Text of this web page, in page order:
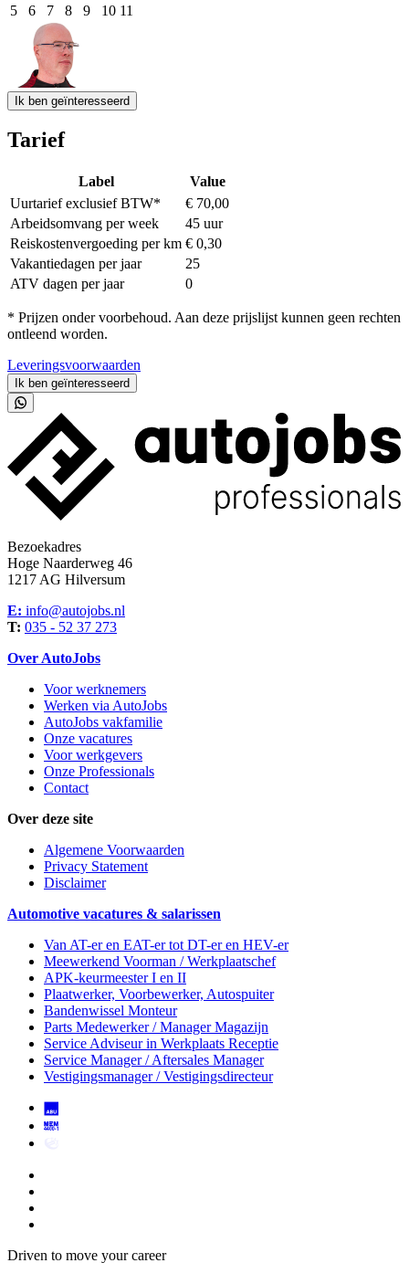
5
6 7 8 9 10 11
Event Date, augustus - september 2026
Ik ben geïnteresseerd
Tarief
Label
Value
Uurtarief exclusief BTW*
€ 70,00
Arbeidsomvang per week
45 uur
Reiskostenvergoeding per km € 0,30
Vakantiedagen per jaar
25
ATV dagen per jaar
0
* Prijzen onder voorbehoud. Aan deze prijslijst kunnen geen rechten
ontleend worden.
Leveringsvoorwaarden
Ik ben geïnteresseerd
Bezoekadres
Hoge Naarderweg 46
1217 AG Hilversum
E: info@autojobs.nl
T: 035 - 52 37 273
Over AutoJobs
Voor werknemers
Werken via AutoJobs
AutoJobs vakfamilie
Onze vacatures
Voor werkgevers
Onze Professionals
Contact
Over deze site
Algemene Voorwaarden
Privacy Statement
Disclaimer
Automotive vacatures & salarissen
Van AT-er en EAT-er tot DT-er en HEV-er
Meewerkend Voorman / Werkplaatschef
APK-keurmeester I en II
Plaatwerker, Voorbewerker, Autospuiter
Bandenwissel Monteur
Parts Medewerker / Manager Magazijn
Service Adviseurin Werkplaats Receptie
Service Manager / Aftersales Manager
Vestigingsmanager / Vestigingsdirecteur
Driven to move your career